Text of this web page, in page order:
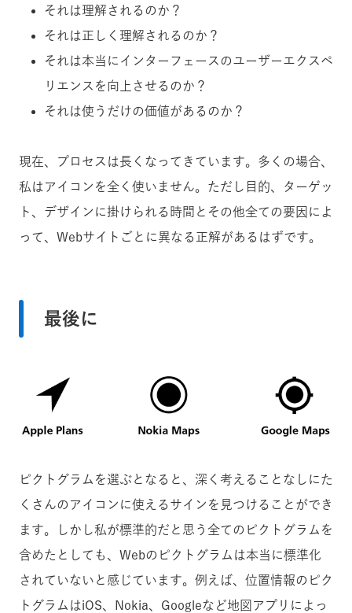
それは理解されるのか？
それは正しく理解されるのか？
それは本当にインターフェースのユーザーエクスペ
リエンスを向上させるのか？
それは使うだけの価値があるのか？
現在、プロセスは長くなってきています。多くの場合、
私はアイコンを全く使いません。ただし目的、ターゲッ
ト、デザインに掛けられる時間とその他全ての要因によ
って、Webサイトごとに異なる正解があるはずです。
最後に
ピクトグラムを選ぶとなると、深く考えることなしにた
くさんのアイコンに使えるサインを見つけることができ
ます。しかし私が標準的だと思う全てのピクトグラムを
含めたとしても、Webのピクトグラムは本当に標準化
されていないと感じています。例えば、位置情報のピク
トグラムはiOS、Nokia、Googleなど地図アプリによっ